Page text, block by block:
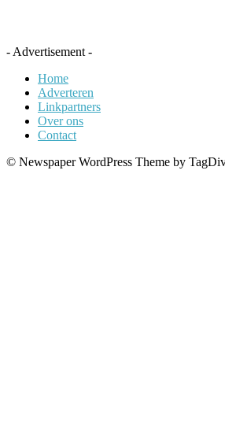
- Advertisement -
Home
Adverteren
Linkpartners
Over ons
Contact
© Newspaper WordPress Theme by